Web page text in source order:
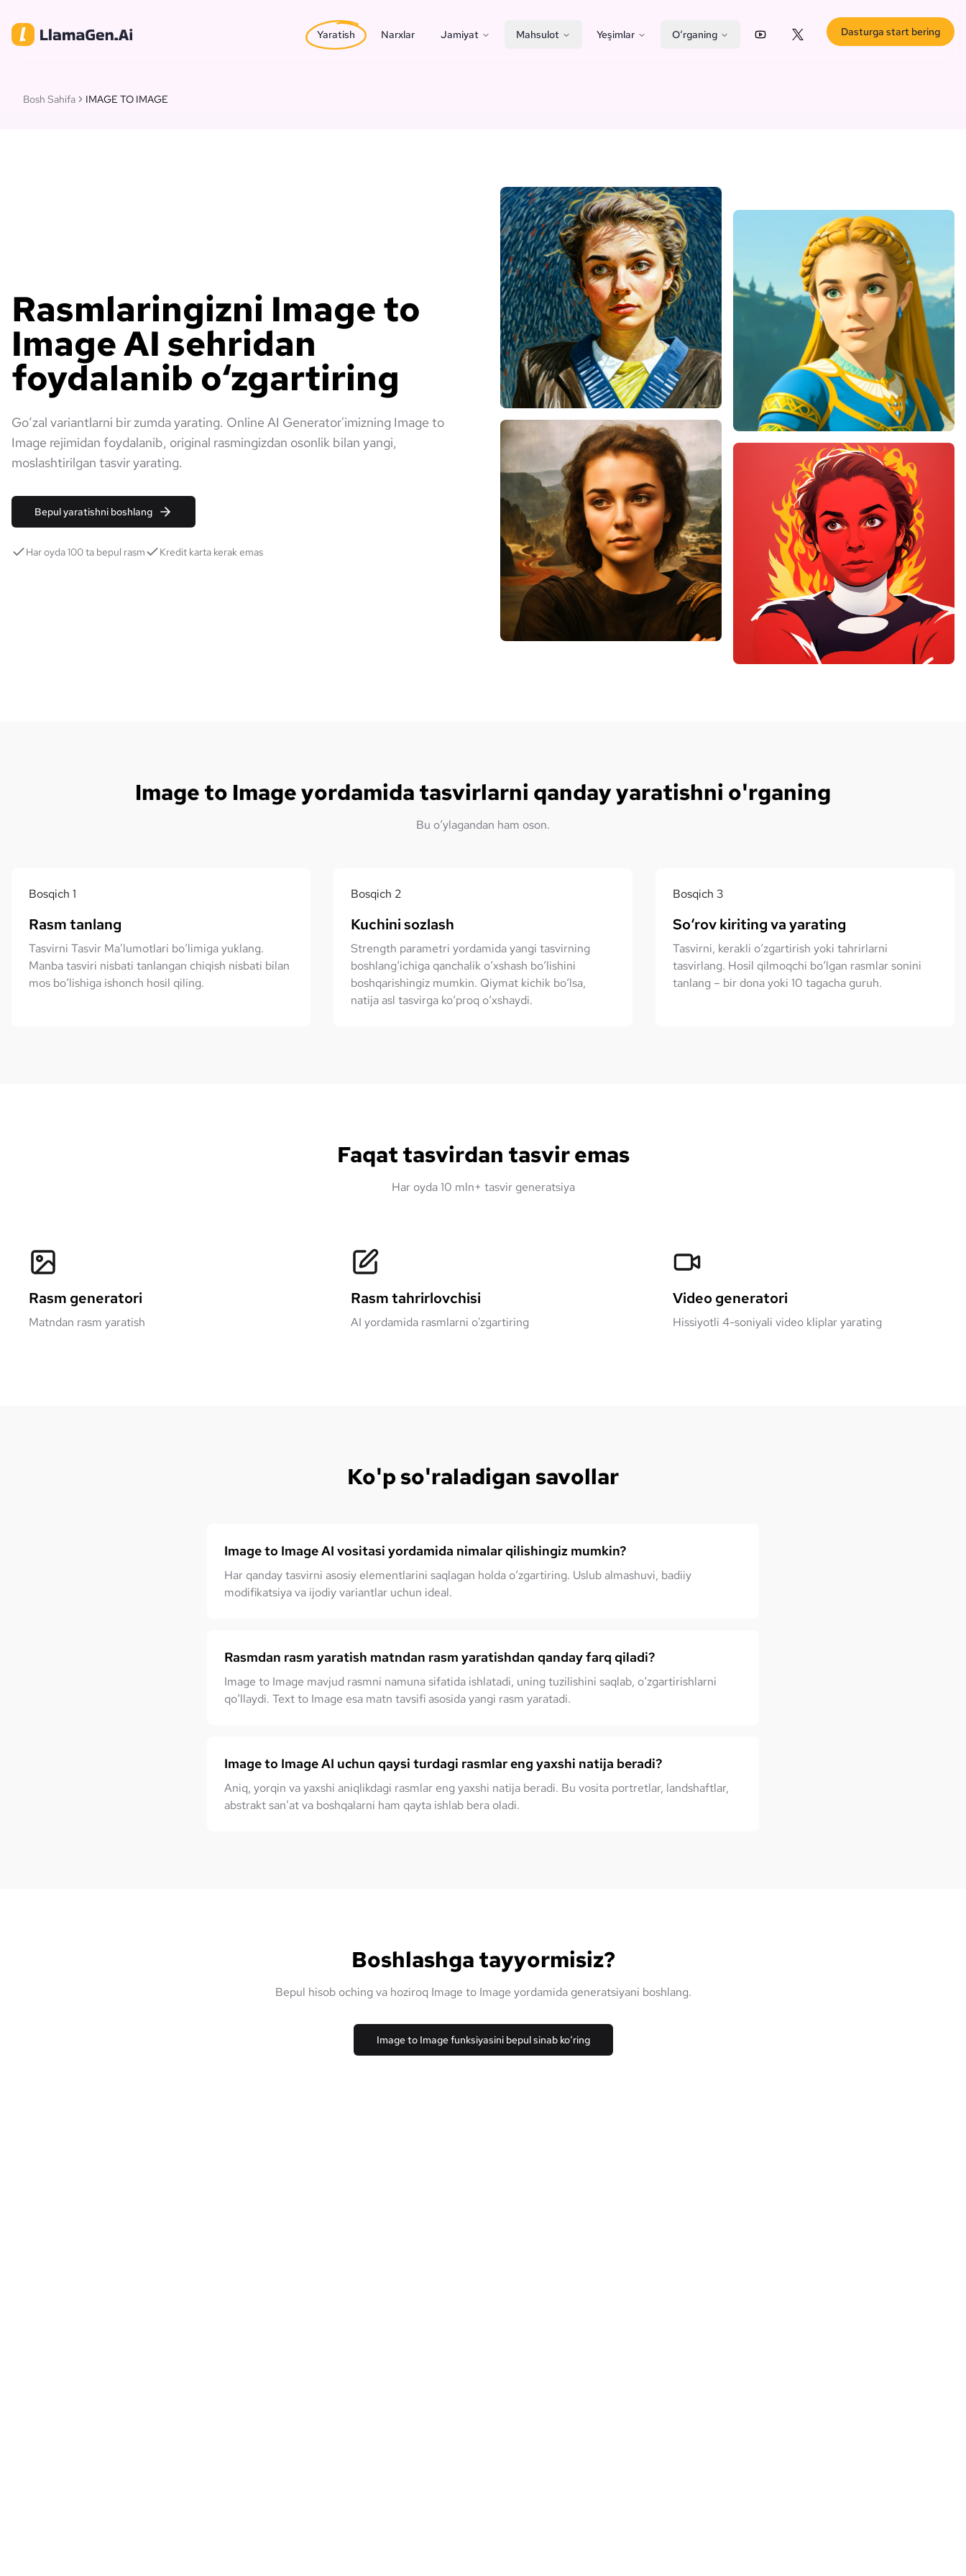
Yaratish Narxlar Jamiyat Mahsulot Yeşimlar O‘rganing YouTubeX (Twitter)
Dasturga start bering
Bosh Sahifa IMAGE TO IMAGE
Rasmlaringizni Image to
Image AI sehridan
foydalanib o‘zgartiring
Goʻzal variantlarni bir zumda yarating. Online AI Generator'imizning Image to
Image rejimidan foydalanib, original rasmingizdan osonlik bilan yangi,
moslashtirilgan tasvir yarating.
Bepul yaratishni boshlang
Har oyda 100 ta bepul rasm Kredit karta kerak emas
Image to Image yordamida tasvirlarni qanday yaratishni o'rganing
Bu o‘ylagandan ham oson.
Bosqich 1
Rasm tanlang
Tasvirni Tasvir Ma’lumotlari bo‘limiga yuklang.
Manba tasviri nisbati tanlangan chiqish nisbati bilan
mos bo‘lishiga ishonch hosil qiling.
Bosqich 2
Kuchini sozlash
Strength parametri yordamida yangi tasvirning
boshlang‘ichiga qanchalik o‘xshash bo‘lishini
boshqarishingiz mumkin. Qiymat kichik bo‘lsa,
natija asl tasvirga ko‘proq o‘xshaydi.
Bosqich 3
So‘rov kiriting va yarating
Tasvirni, kerakli o‘zgartirish yoki tahrirlarni
tasvirlang. Hosil qilmoqchi bo‘lgan rasmlar sonini
tanlang – bir dona yoki 10 tagacha guruh.
Faqat tasvirdan tasvir emas
Har oyda 10 mln+ tasvir generatsiya
Rasm generatori
Matndan rasm yaratish
Rasm tahrirlovchisi
AI yordamida rasmlarni o'zgartiring
Video generatori
Hissiyotli 4-soniyali video kliplar yarating
Ko'p so'raladigan savollar
Image to Image AI vositasi yordamida nimalar qilishingiz mumkin?
Har qanday tasvirni asosiy elementlarini saqlagan holda o‘zgartiring. Uslub almashuvi, badiiy
modifikatsiya va ijodiy variantlar uchun ideal.
Rasmdan rasm yaratish matndan rasm yaratishdan qanday farq qiladi?
Image to Image mavjud rasmni namuna sifatida ishlatadi, uning tuzilishini saqlab, o‘zgartirishlarni
qo‘llaydi. Text to Image esa matn tavsifi asosida yangi rasm yaratadi.
Image to Image AI uchun qaysi turdagi rasmlar eng yaxshi natija beradi?
Aniq, yorqin va yaxshi aniqlikdagi rasmlar eng yaxshi natija beradi. Bu vosita portretlar, landshaftlar,
abstrakt san’at va boshqalarni ham qayta ishlab bera oladi.
Boshlashga tayyormisiz?
Bepul hisob oching va hoziroq Image to Image yordamida generatsiyani boshlang.
Image to Image funksiyasini bepul sinab ko‘ring